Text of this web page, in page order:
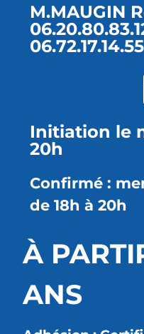
M.MAUGIN
06.72.17.14.55
Initiation le
20h
Confirmé :
de 18h à 20h
À
ANS